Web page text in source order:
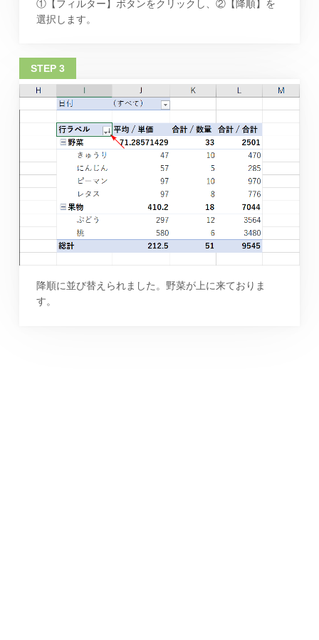
①【フィルター】ボタンをクリックし、②【降順】を
選択します。
降順に並び替えられました。野菜が上に来ておりま
す。